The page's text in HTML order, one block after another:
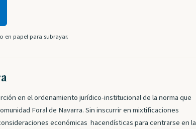
papel para subrayar.
en el ordenamiento jurídico-institucional de la norma que
Foral de Navarra. Sin inscurrir en mixtificaciones
económicas hacendísticas para centrarse en la